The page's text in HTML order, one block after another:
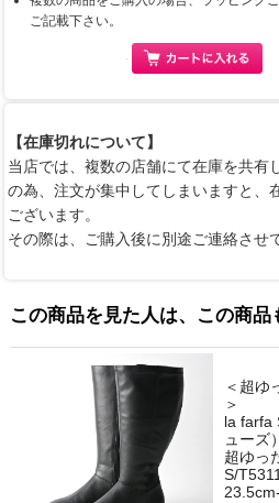
ご記載下さい。
【在庫切れについて】
当店では、複数の店舗にて在庫を共有
の為、注文が集中してしまいますと、
ございます。
その際は、ご購入後に別途ご連絡させ
この商品を見た人は、この商品
＜超ゆ
＞
la farfa
ューズ）
超ゆっ
S/